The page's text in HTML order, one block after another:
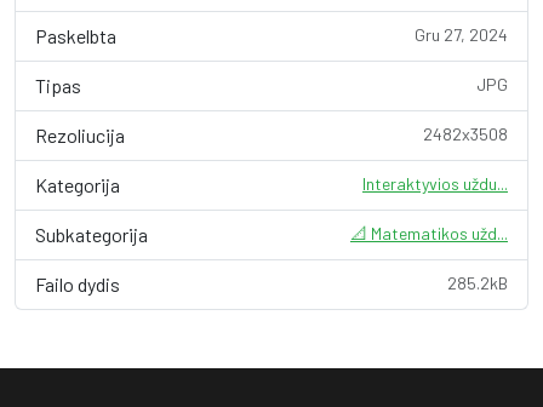
Paskelbta Gru 27, 2024
Tipas JPG
Rezoliucija 2482x3508
Kategorija Interaktyvios uždu...
Subkategorija 📐 Matematikos užd...
Failo dydis 285.2kB